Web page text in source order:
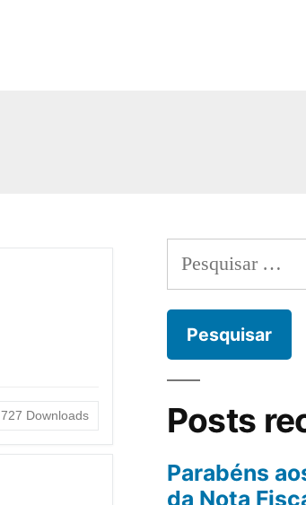
727 Downloads Posts
Parabéns
da Nota